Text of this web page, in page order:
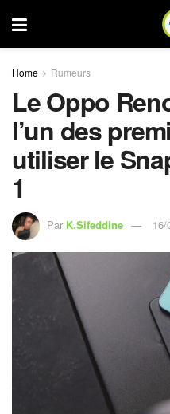
Home Rumeurs
Le Oppo
l’un des
utiliser le
1
Par K.Sifeddine